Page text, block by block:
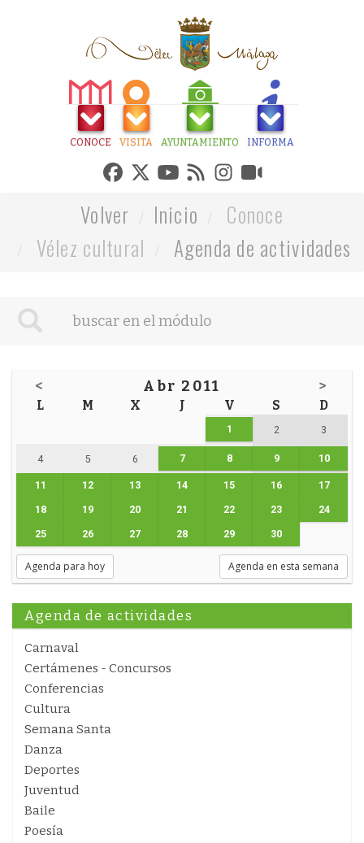
CONOCE VISITA AYUNTAMIENTO INFORMA
Volver Inicio
Conoce
Vélez cultural
Agenda de actividades
< Abr 2011 >
L M X J V S D
1 2 3
4 5 6 7 8 9 10
11 12 13 14 15 16 17
18 19 20 21 22 23 24
25 26 27 28 29 30
Agenda para hoy Agenda en esta semana
Agenda de actividades
Carnaval
Certámenes - Concursos
Conferencias
Cultura
Semana Santa
Danza
Deportes
Juventud
Baile
Poesía